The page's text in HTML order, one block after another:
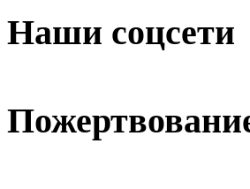
Наши соцсети